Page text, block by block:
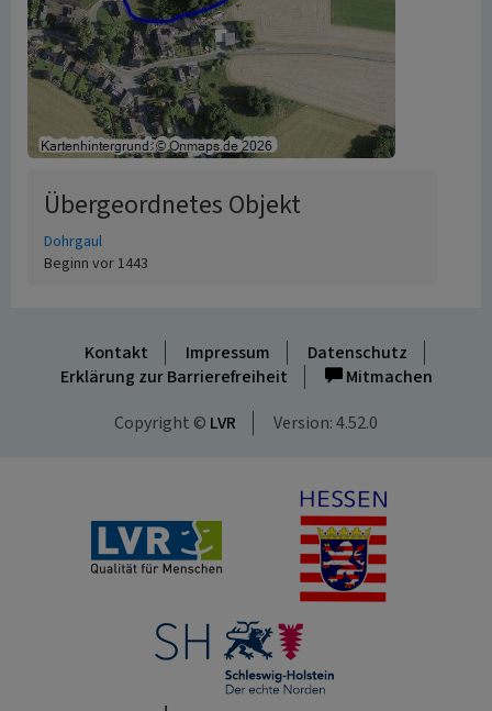
Übergeordnetes Objekt
Dohrgaul
Beginn vor 1443
Kontakt Impressum
Datenschutz
Erklärung zur Barrierefreiheit
Mitmachen
Copyright © LVR Version: 4.52.0